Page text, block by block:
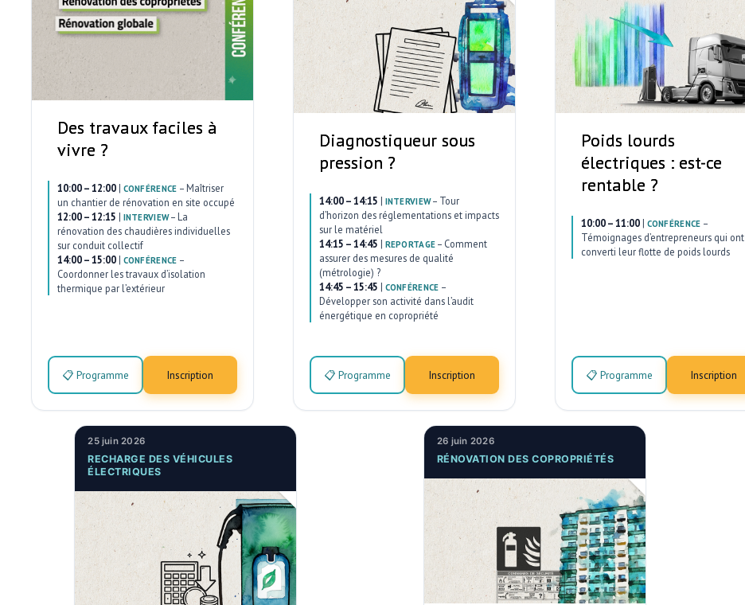
Des travaux faciles à
vivre ?
10:00 – 12:00| CONFÉRENCE – Maîtriser
un chantier de rénovation en site occupé
12:00 – 12:15 | INTERVIEW– La
rénovation des chaudières individuelles
sur conduit collectif
14:00 – 15:00| CONFÉRENCE –
Coordonner les travaux d’isolation
thermique par l’extérieur
📋 Programme Inscription
Diagnostiqueur sous
pression ?
14:00 – 14:15 | INTERVIEW– Tour
d’horizon des réglementations et impacts
sur le matériel
14:15 – 14:45 | REPORTAGE – Comment
assurer des mesures de qualité
(métrologie) ?
14:45 – 15:45 | CONFÉRENCE –
Développer son activité dans l’audit
énergétique en copropriété
📋 Programme Inscription
Poids lourds
électriques : est-ce
rentable ?
10:00 – 11:00| CONFÉRENCE –
Témoignages d’entrepreneurs qui ont
converti leur flotte de poids lourds
📋 Programme Inscription
25 juin 2026
RECHARGE DES VÉHICULES
ÉLECTRIQUES
26 juin 2026
RÉNOVATION DES COPROPRIÉTÉS